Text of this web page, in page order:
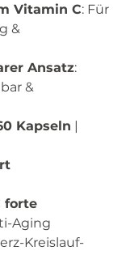
Vitamin C: Für
&
Ansatz:
&
Kapseln |
forte
Aging
Kreislauf-